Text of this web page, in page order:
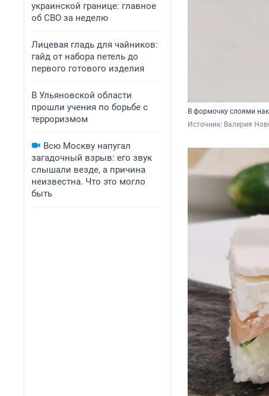
украинской границе: главное
об СВО за неделю
Лицевая гладь для чайников:
гайд от набора петель до
первого готового изделия
В Ульяновской области
прошли учения по борьбе с
терроризмом
Всю Москву напугал
загадочный взрыв: его звук
слышали везде, а причина
неизвестна. Что это могло
быть
В формочку слоями
Источник: Валерия